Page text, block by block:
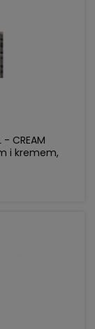
- CREAM
i kremem,